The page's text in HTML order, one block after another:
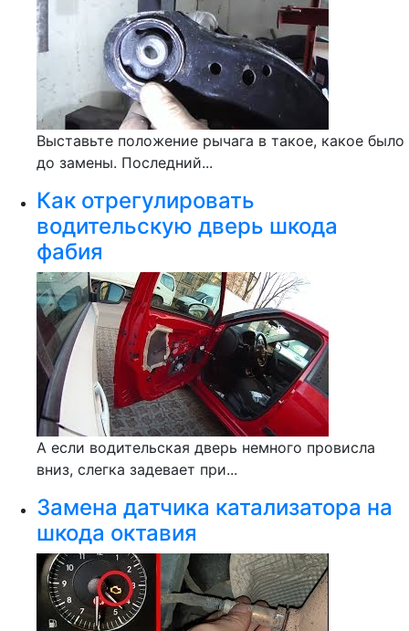
Выставьте положение рычага в такое, какое было
до замены. Последний...
Как отрегулировать
водительскую дверь шкода
фабия
А если водительская дверь немного провисла
вниз, слегка задевает при...
Замена датчика катализатора на
шкода октавия